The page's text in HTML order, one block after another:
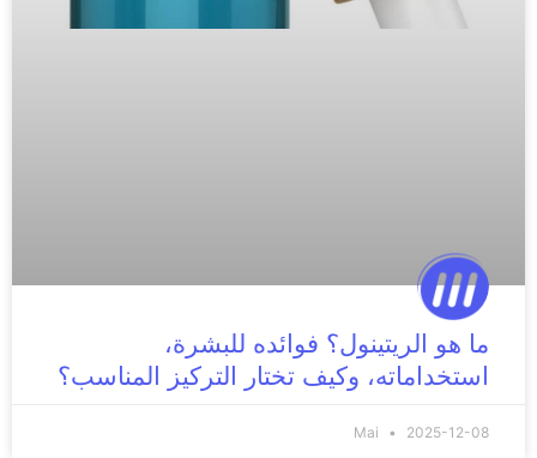
ما هو الريتينول؟ فوائده للبشرة،
استخداماته، وكيف تختار التركيز المناسب؟
Mai 2025-12-08